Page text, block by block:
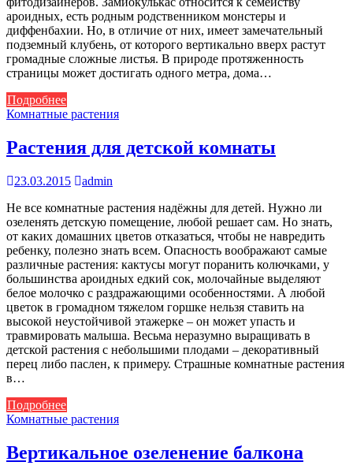
ароидных, есть родным родственником монстеры и
диффенбахии. Но, в отличие от них, имеет замечательный
подземный клубень, от которого вертикально вверх растут
громадные сложные листья. В природе протяженность
страницы может достигать одного метра, дома…
Подробнее
Комнатные растения
Растения для детской комнаты
23.03.2015
admin
Не все комнатные растения надёжны для детей. Нужно ли
озеленять детскую помещение, любой решает сам. Но знать,
от каких домашних цветов отказаться, чтобы не навредить
ребенку, полезно знать всем. Опасность воображают самые
различные растения: кактусы могут поранить колючками, у
большинства ароидных едкий сок, молочайные выделяют
белое молочко с раздражающими особенностями. А любой
цветок в громадном тяжелом горшке нельзя ставить на
высокой неустойчивой этажерке – он может упасть и
травмировать малыша. Весьма неразумно выращивать в
детской растения с небольшими плодами – декоративный
перец либо паслен, к примеру. Страшные комнатные растения
в…
Подробнее
Комнатные растения
Вертикальное озеленение балкона